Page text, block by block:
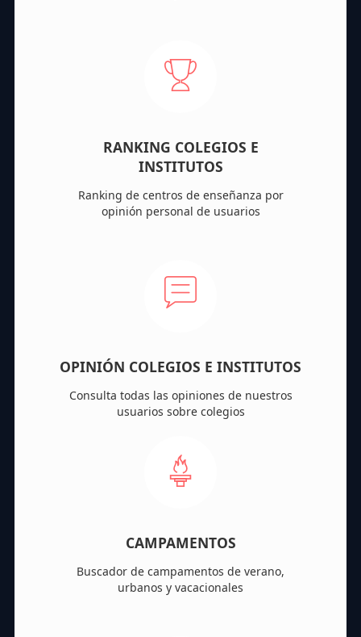
RANKING COLEGIOS E
INSTITUTOS
Ranking de centros de enseñanza por
opinión personal de usuarios
OPINIÓN COLEGIOS E INSTITUTOS
Consulta todas las opiniones de nuestros
usuarios sobre colegios
CAMPAMENTOS
Buscador de campamentos de verano,
urbanos y vacacionales